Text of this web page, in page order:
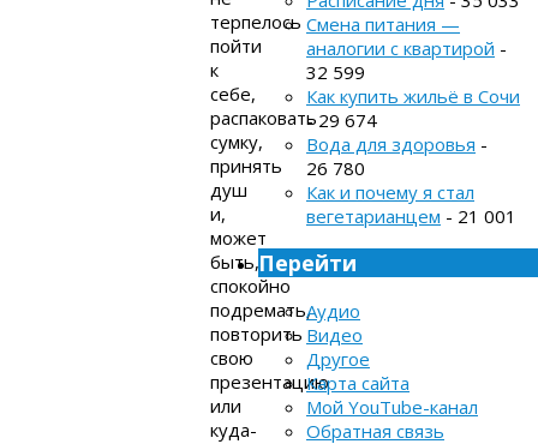
терпелось
пойти
к
себе,
распаковать
сумку,
принять
душ
и,
может
быть,
спокойно
подремать,
повторить
свою
презентацию
или
куда-
Смена питания —
аналогии с квартирой -
32 599
Как купить жильё в Сочи
- 29 674
Вода для здоровья -
26 780
Как и почему я стал
вегетарианцем - 21 001
Перейти
Аудио
Видео
Другое
Карта сайта
Мой YouTube-канал
Обратная связь